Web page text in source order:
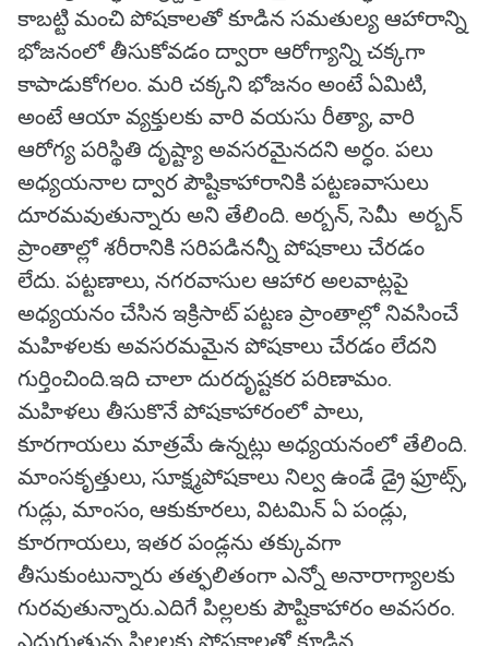
కాబట్టి మంచి పోషకాలతో కూడిన సమతుల్య ఆహారాన్ని
భోజనంలో తీసుకోవడం ద్వారా ఆరోగ్యాన్ని చక్కగా
కాపాడుకోగలం. మరి చక్కని భోజనం అంటే ఏమిటి,
అంటే ఆయా వ్యక్తులకు వారి వయసు రీత్యా, వారి
ఆరోగ్య పరిస్థితి దృష్ట్యా అవసరమైనదని అర్ధం. పలు
అధ్యయనాల ద్వార పౌష్టికాహారానికి పట్టణవాసులు
దూరమవుతున్నారు అని తేలింది. అర్బన్‌, సెమీ అర్బన్‌
ప్రాంతాల్లో శరీరానికి సరిపడినన్నీ పోషకాలు చేరడం
లేదు. పట్టణాలు, నగరవాసుల ఆహార అలవాట్లపై
అధ్యయనం చేసిన ఇక్రిసాట్‌ పట్టణ ప్రాంతాల్లో నివసించే
మహిళలకు అవసరమమైన పోషకాలు చేరడం లేదని
గుర్తించింది.ఇది చాలా దురదృష్టకర పరిణామం.
మహిళలు తీసుకొనే పోషకాహారంలో పాలు,
కూరగాయలు మాత్రమే ఉన్నట్లు అధ్యయనంలో తేలింది.
మాంసకృత్తులు, సూక్ష్మపోషకాలు నిల్వ ఉండే డ్రై ఫ్రూట్స్‌,
గుడ్లు, మాంసం, ఆకుకూరలు, విటమిన్‌ ఏ పండ్లు,
కూరగాయలు, ఇతర పండ్లను తక్కువగా
తీసుకుంటున్నారు తత్ఫలితంగా ఎన్నో అనారాగ్యాలకు
గురవుతున్నారు.ఎదిగే పిల్లలకు పౌష్టికాహారం అవసరం.
ఎదుగుతున్న పిల్లలకు పోషకాలతో కూడిన